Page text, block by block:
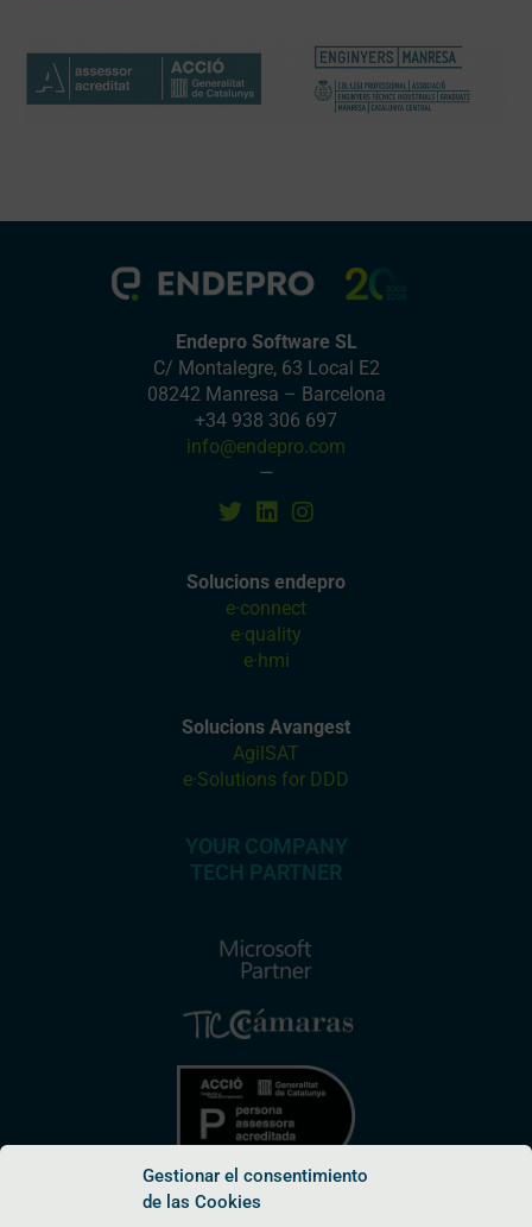
Gestionar el consentimiento
de las Cookies
Endepro Software SL
C/ Montalegre, 63 Local E2
08242 Manresa – Barcelona
+34 938 306 697
info@endepro.com
—
Solucions endepro
e·connect
e·quality
e·hmi
Solucions Avangest
AgilSAT
e·Solutions for DDD
YOUR COMPANY
TECH PARTNER